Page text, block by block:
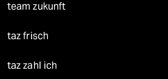
team zukunft
taz frisch
taz zahl ich